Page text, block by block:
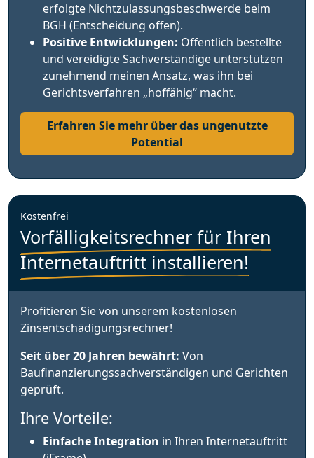
erfolgte Nichtzulassungsbeschwerde beim
BGH (Entscheidung offen).
Positive Entwicklungen: Öffentlich bestellte
und vereidigte Sachverständige unterstützen
zunehmend meinen Ansatz, was ihn bei
Gerichtsverfahren „hoffähig“ macht.
Erfahren Sie mehr über das ungenutzte
Potential
Kostenfrei
Vorfälligkeitsrechner für Ihren
Internetauftritt installieren!
Profitieren Sie von unserem kostenlosen
Zinsentschädigungsrechner!
Seit über 20 Jahren bewährt: Von
Baufinanzierungssachverständigen und Gerichten
geprüft.
Ihre Vorteile:
Einfache Integration in Ihren Internetauftritt